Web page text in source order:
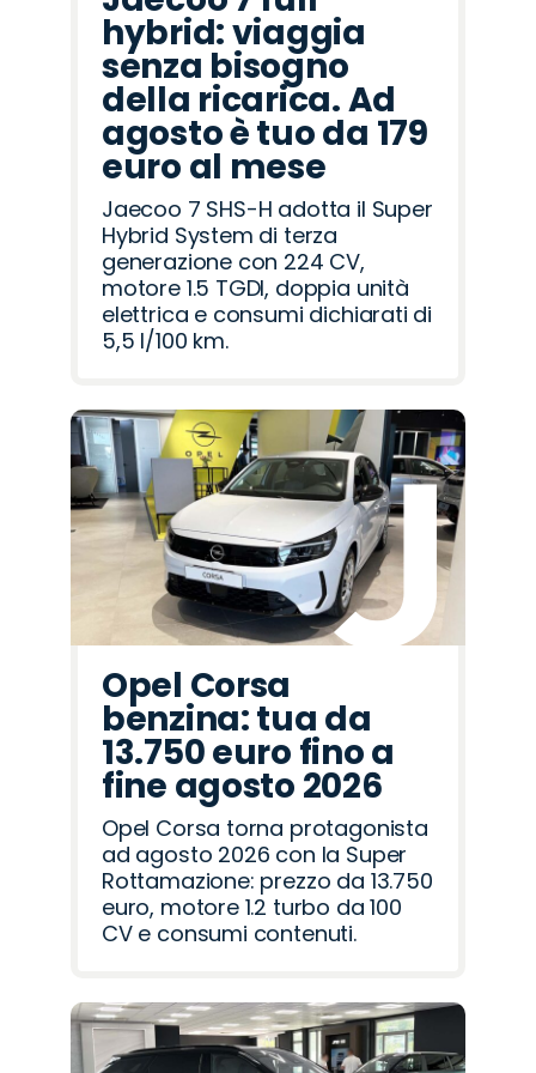
hybrid: viaggia
senza bisogno
della ricarica. Ad
agosto è tuo da 179
euro al mese
Jaecoo 7 SHS-H adotta il Super
Hybrid System di terza
generazione con 224 CV,
motore 1.5 TGDI, doppia unità
elettrica e consumi dichiarati di
5,5 l/100 km.
Opel Corsa
benzina: tua da
13.750 euro fino a
fine agosto 2026
Opel Corsa torna protagonista
ad agosto 2026 con la Super
Rottamazione: prezzo da 13.750
euro, motore 1.2 turbo da 100
CV e consumi contenuti.